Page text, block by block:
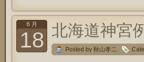
6 月
18 北海道神宮
Posted by 秋山孝二